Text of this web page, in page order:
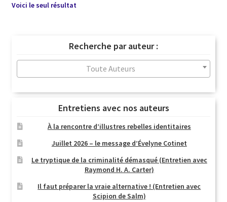
Voici le seul résultat
Recherche par auteur :
Toute Auteurs
Entretiens avec nos auteurs
À la rencontre d’illustres rebelles identitaires
Juillet 2026 – le message d’Évelyne Cotinet
Le tryptique de la criminalité démasqué (Entretien avec
Raymond H. A. Carter)
Il faut préparer la vraie alternative ! (Entretien avec
Scipion de Salm)